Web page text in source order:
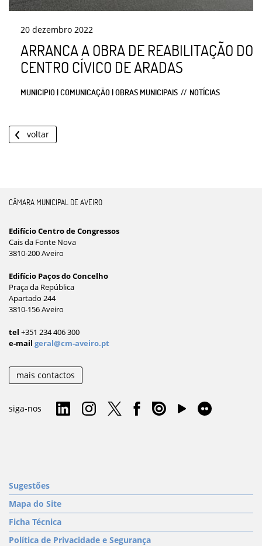
20 dezembro 2022
ARRANCA A OBRA DE REABILITAÇÃO DO
CENTRO CÍVICO DE ARADAS
MUNICIPIO | COMUNICAÇÃO | OBRAS MUNICIPAIS NOTÍCIAS
voltar
CÂMARA MUNICIPAL DE AVEIRO
Edifício Centro de Congressos
Cais da Fonte Nova
3810-200 Aveiro
Edifício Paços do Concelho
Praça da República
Apartado 244
3810-156 Aveiro
tel +351 234 406 300
e-mail geral@cm-aveiro.pt
mais contactos
siga-nos
Sugestões
Mapa do Site
Ficha Técnica
Política de Privacidade e Segurança